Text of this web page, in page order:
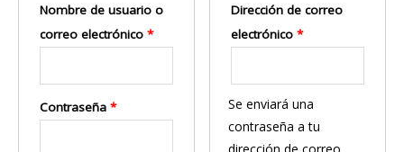
Nombre de usuario o
correo electrónico *
Contraseña *
Dirección de correo
electrónico*
Se enviará una
contraseña a tu
dirección de correo